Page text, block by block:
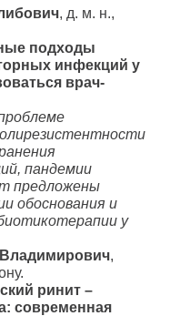
, д. м. н.,
подходы
инфекций у
врач-
пандемии
предложены
обоснования и
у
,
ринит –
современная